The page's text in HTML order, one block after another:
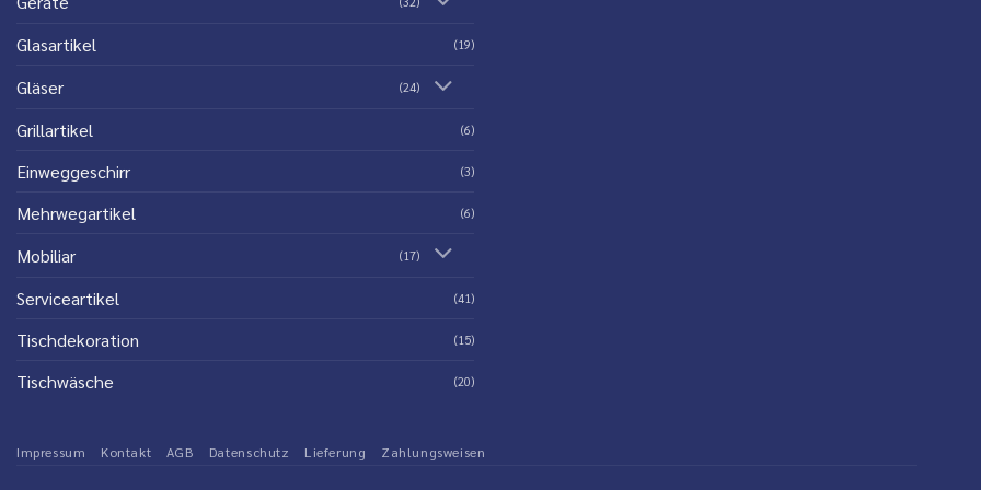
Glasartikel (19)
Gläser (24)
Grillartikel (6)
Einweggeschirr (3)
Mehrwegartikel (6)
Mobiliar (17)
Serviceartikel (41)
Tischdekoration (15)
Tischwäsche (20)
Impressum Kontakt AGB Datenschutz Lieferung Zahlungsweisen